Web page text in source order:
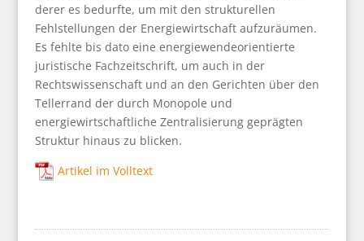
derer es bedurfte, um mit den strukturellen
Fehlstellungen der Energiewirtschaft aufzuräumen.
Es fehlte bis dato eine energiewendeorientierte
juristische Fachzeitschrift, um auch in der
Rechtswissenschaft und an den Gerichten über den
Tellerrand der durch Monopole und
energiewirtschaftliche Zentralisierung geprägten
Struktur hinaus zu blicken.
Artikel im Volltext